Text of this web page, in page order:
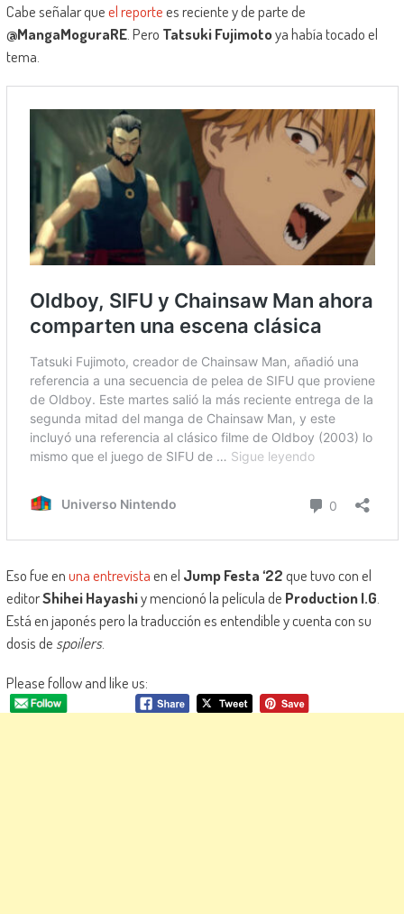
Cabe señalar queel reportees reciente y de parte de
@MangaMoguraRE. Pero Tatsuki Fujimotoya había tocado el
tema.
Eso fue enuna entrevistaen el Jump Festa ‘22que tuvo con el
editorShihei Hayashiy mencionó la película de Production I.G
Está en japonés pero la traducción es entendible y cuenta con su
dosis de spoilers.
Please follow and like us: